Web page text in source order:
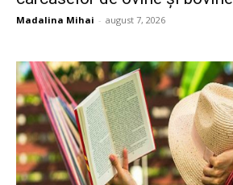
Madalina Mihai - august 7, 2026